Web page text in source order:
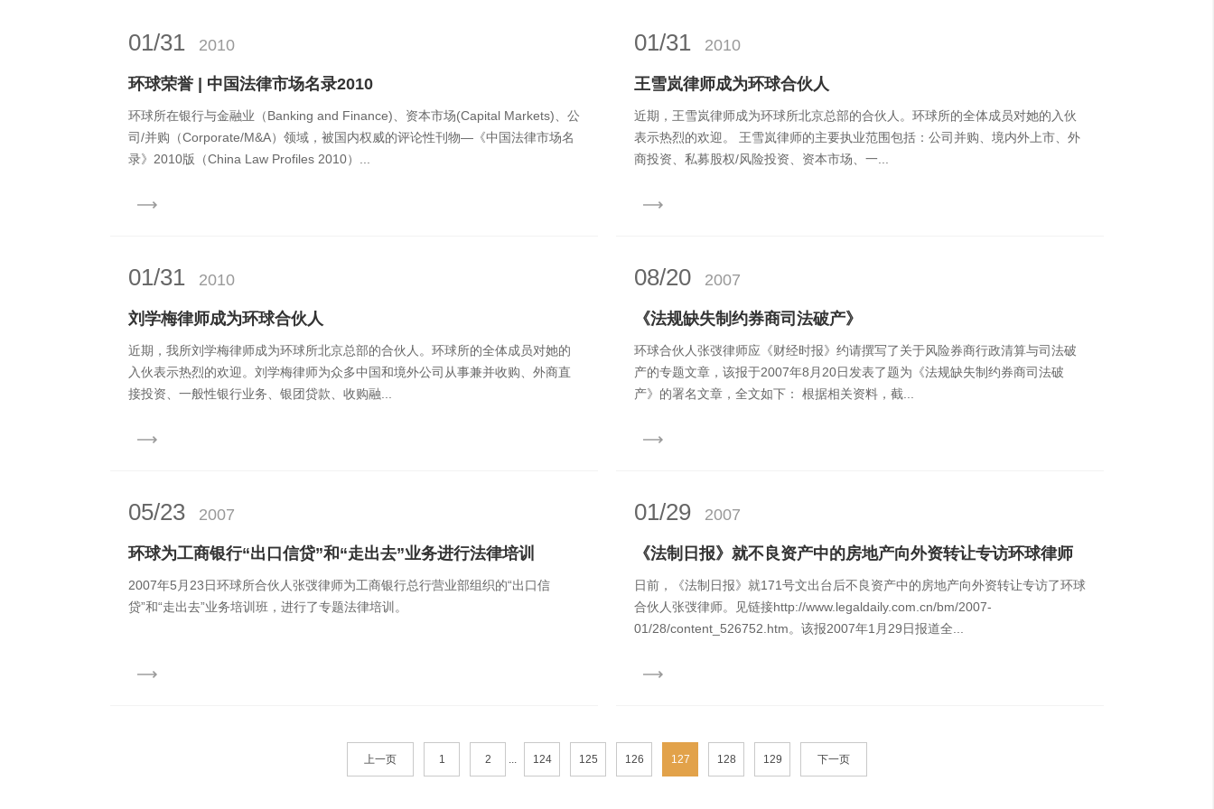
01/31 2010
环球荣誉 | 中国法律市场名录2010
环球所在银行与金融业（Banking and Finance)、资本市场(Capital Markets)、公
司/并购（Corporate/M&A）领域，被国内权威的评论性刊物—《中国法律市场名
录》2010版（China Law Profiles 2010）...
01/31 2010
王雪岚律师成为环球合伙人
近期，王雪岚律师成为环球所北京总部的合伙人。环球所的全体成员对她的入伙
表示热烈的欢迎。 王雪岚律师的主要执业范围包括：公司并购、境内外上市、外
商投资、私募股权/风险投资、资本市场、一...
01/31 2010
刘学梅律师成为环球合伙人
近期，我所刘学梅律师成为环球所北京总部的合伙人。环球所的全体成员对她的
入伙表示热烈的欢迎。刘学梅律师为众多中国和境外公司从事兼并收购、外商直
接投资、一般性银行业务、银团贷款、收购融...
08/20 2007
《法规缺失制约券商司法破产》
环球合伙人张弢律师应《财经时报》约请撰写了关于风险券商行政清算与司法破
产的专题文章，该报于2007年8月20日发表了题为《法规缺失制约券商司法破
产》的署名文章，全文如下： 根据相关资料，截...
05/23 2007
环球为工商银行“出口信贷”和“走出去”业务进行法律培训
2007年5月23日环球所合伙人张弢律师为工商银行总行营业部组织的“出口信
贷”和“走出去”业务培训班，进行了专题法律培训。
01/29 2007
《法制日报》就不良资产中的房地产向外资转让专访环球律师
日前，《法制日报》就171号文出台后不良资产中的房地产向外资转让专访了环球
合伙人张弢律师。见链接http://www.legaldaily.com.cn/bm/2007-
01/28/content_526752.htm。该报2007年1月29日报道全...
上一页 1 2 ... 124 125 126 127 128 129 下一页